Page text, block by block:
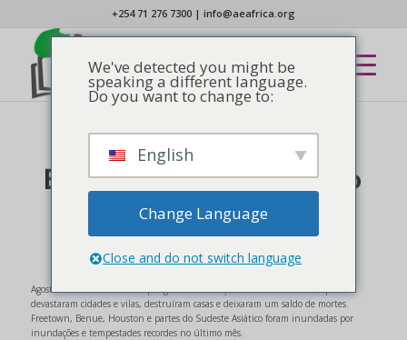
+254 71 276 7300| info@aeafrica.org
AFROSCÓPIO
Escopo Mensal - Agosto
de 2017
Agosto de 2017 foi marcado por graves inundações em todo o mundo, que
devastaram cidades e vilas, destruíram casas e deixaram um saldo de mortes.
Freetown, Benue, Houston e partes do Sudeste Asiático foram inundadas por
inundações e tempestades recordes no último mês.
We've detected you might be
speaking a different language.
Do you want to change to:
English
Change Language
Close and do not switch language